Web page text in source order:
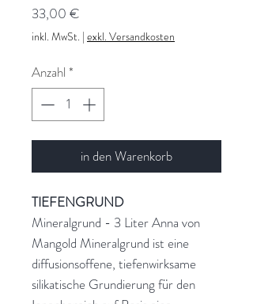
33,00 €
inkl. MwSt. | exkl. Versandkosten
Anzahl *
in den Warenkorb
TIEFENGRUND
Mineralgrund - 3 Liter Anna von
Mangold Mineralgrund ist eine
diffusionsoffene, tiefenwirksame
silikatische Grundierung für den